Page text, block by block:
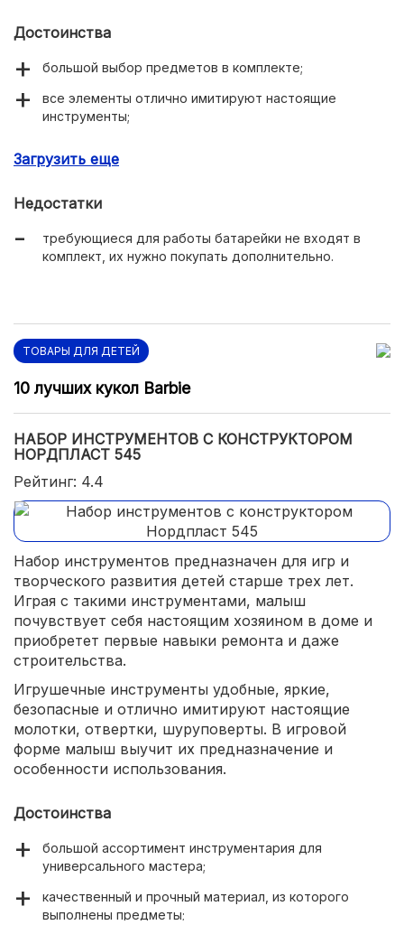
Достоинства
большой выбор предметов в комплекте;
все элементы отлично имитируют настоящие
инструменты;
пластика;
Загрузить еще
Недостатки
требующиеся для работы батарейки не входят в
комплект, их нужно покупать дополнительно.
ТОВАРЫ ДЛЯ ДЕТЕЙ
10 лучших кукол Barbie
НАБОР ИНСТРУМЕНТОВ С КОНСТРУКТОРОМ
НОРДПЛАСТ 545
Рейтинг: 4.4
Набор инструментов предназначен для игр и
творческого развития детей старше трех лет.
Играя с такими инструментами, малыш
почувствует себя настоящим хозяином в доме и
приобретет первые навыки ремонта и даже
строительства.
Игрушечные инструменты удобные, яркие,
безопасные и отлично имитируют настоящие
молотки, отвертки, шуруповерты. В игровой
форме малыш выучит их предназначение и
особенности использования.
Достоинства
большой ассортимент инструментария для
универсального мастера;
качественный и прочный материал, из которого
выполнены предметы;